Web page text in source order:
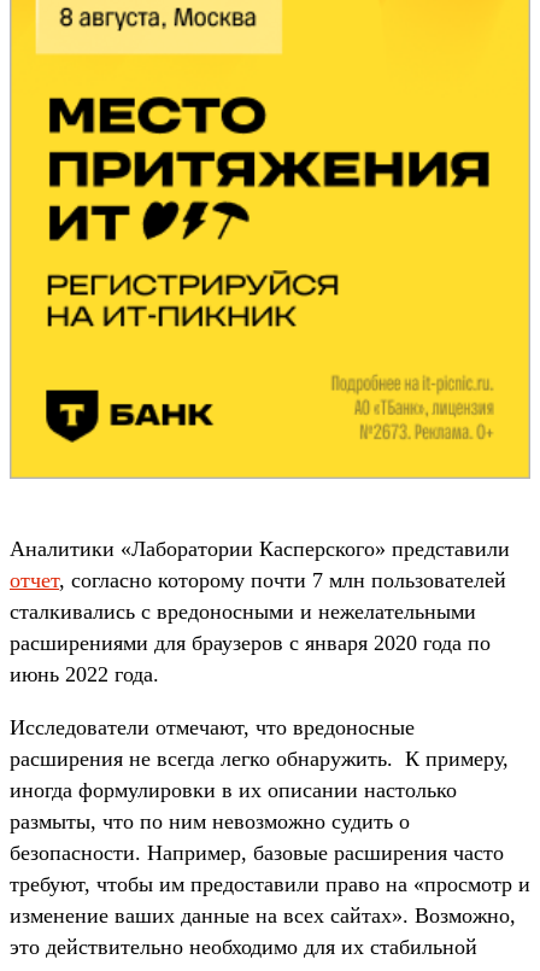
Аналитики «Лаборатории Касперского» представили
отчет, согласно которому почти 7 млн пользователей
сталкивались с вредоносными и нежелательными
расширениями для браузеров с января 2020 года по
июнь 2022 года.
Исследователи отмечают, что вредоносные
расширения не всегда легко обнаружить. К примеру,
иногда формулировки в их описании настолько
размыты, что по ним невозможно судить о
безопасности. Например, базовые расширения часто
требуют, чтобы им предоставили право на «просмотр и
изменение ваших данные на всех сайтах». Возможно,
это действительно необходимо для их стабильной